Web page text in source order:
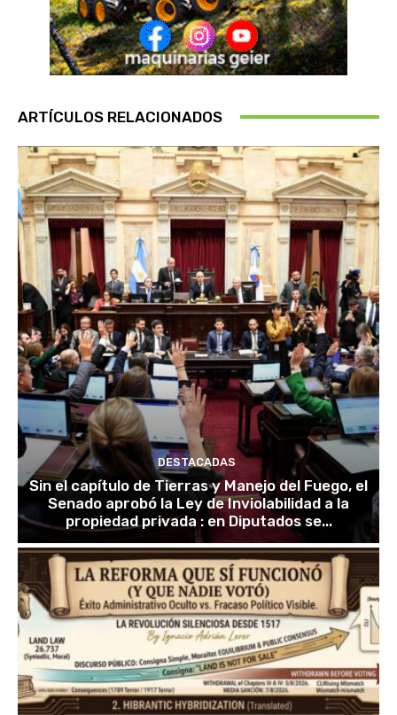
ARTÍCULOS RELACIONADOS
DESTACADAS
Sin el capítulo de Tierras y Manejo del Fuego, el
Senado aprobó la Ley de Inviolabilidad a la
propiedad privada : en Diputados se...